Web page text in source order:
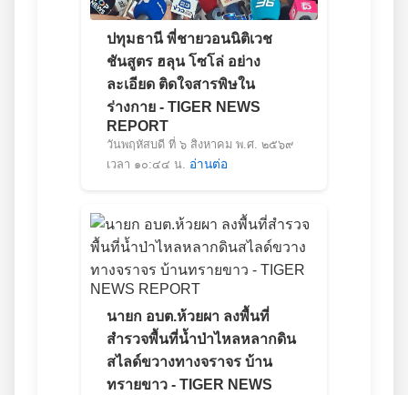
ปทุมธานี พี่ชายวอนนิติเวช
ชันสูตร ฮลุน โซโล่ อย่าง
ละเอียด ติดใจสารพิษใน
ร่างกาย - TIGER NEWS
REPORT
วันพฤหัสบดี ที่ ๖ สิงหาคม พ.ศ. ๒๕๖๙
เวลา ๑๐:๔๔ น. อ่านต่อ
นายก อบต.ห้วยผา ลงพื้นที่
สำรวจพื้นที่น้ำป่าไหลหลากดิน
สไลด์ขวางทางจราจร บ้าน
ทรายขาว - TIGER NEWS